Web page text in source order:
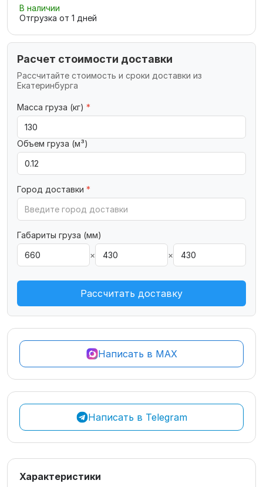
В наличии
Отгрузка от 1 дней
Расчет стоимости доставки
Рассчитайте стоимость и сроки доставки из
Екатеринбурга
Масса груза (кг) *
Объем груза (м³)
Город доставки *
Габариты груза (мм)
×
×
Рассчитать доставку
Написать в MAX
Написать в Telegram
Характеристики